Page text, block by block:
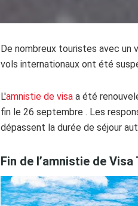
De nombreux touristes avec un
vols internationaux ont été
L'amnistie de visa a été
fin le 26 septembre . Les
dépassent la durée de séjour
Fin de l’amnistie de